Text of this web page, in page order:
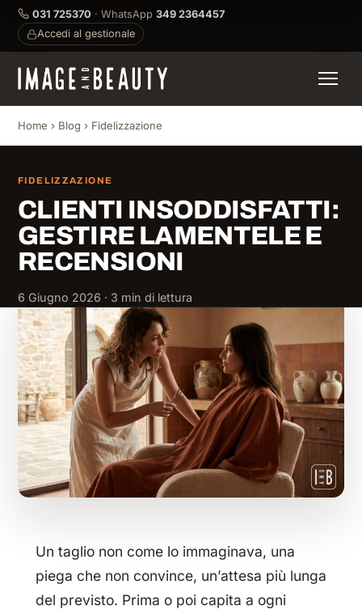
031 725370 · WhatsApp 349 2364457
Accedi al gestionale
Home › Blog › Fidelizzazione
FIDELIZZAZIONE
CLIENTI INSODDISFATTI:
GESTIRE LAMENTELE E
RECENSIONI
6 Giugno 2026 · 3 min di lettura
Un taglio non come lo immaginava, una
piega che non convince, un’attesa più lunga
del previsto. Prima o poi capita a ogni